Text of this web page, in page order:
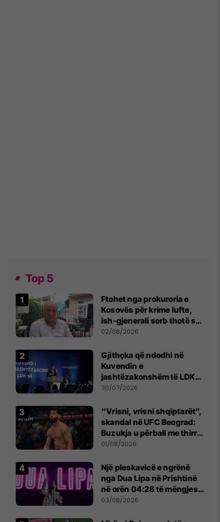
Top 5
Ftohet nga prokuroria e
Kosovës për krime lufte,
ish-gjenerali serb thotë se
dikush e tradhtoi në
02/08/2026
Gjithçka që ndodhi në
Kuvendin e
jashtëzakonshëm të LDK-
së
30/07/2026
“Vrisni, vrisni shqiptarët”,
skandal në UFC Beograd:
Buzukja u përball me thirrje
anti-shqiptare nga
01/08/2026
Një pleskavicë e ngrënë
nga Dua Lipa në Prishtinë
në orën 04:28 të mëngjesit
- dhe bota digjitale serbe
03/08/2026